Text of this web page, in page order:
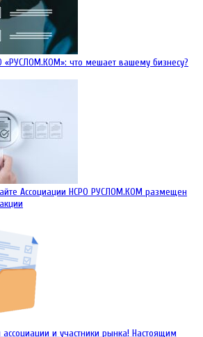
«РУСЛОМ.КОМ»: что мешает вашему бизнесу?
Ассоциации НСРО РУСЛОМ.КОM размещен
и участники рынка! Настоящим